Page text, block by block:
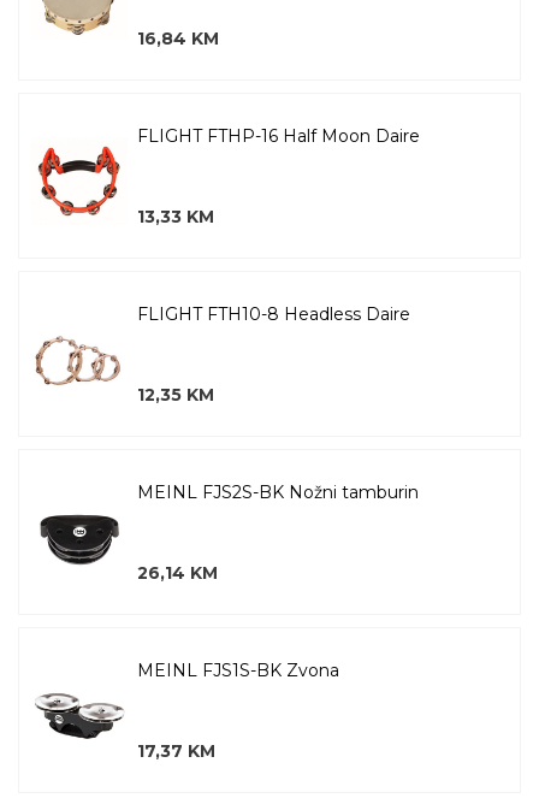
16,84 KM
FLIGHT FTHP-16 Half Moon Daire
13,33 KM
FLIGHT FTH10-8 Headless Daire
12,35 KM
MEINL FJS2S-BK Nožni tamburin
26,14 KM
MEINL FJS1S-BK Zvona
17,37 KM